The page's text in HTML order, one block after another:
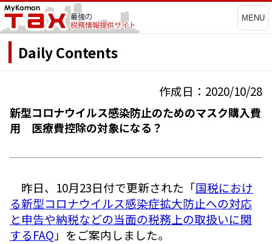
MENU
Daily Contents
作成日：2020/10/28
新型コロナウイルス感染防止のためのマスク購入費
用 医療費控除の対象になる？
昨日、10月23日付で更新された「国税におけ
る新型コロナウイルス感染症拡大防止への対応
と申告や納税などの当面の税務上の取扱いに関
するFAQ 」をご案内しました。